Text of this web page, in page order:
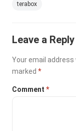
terabox
Leave a Reply
Your email address
marked*
Comment*